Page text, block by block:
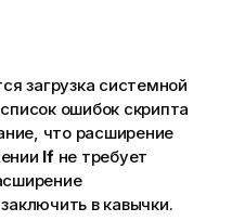
загрузка системной
ошибок скрипта
что расширение
Ifне требует
в кавычки.